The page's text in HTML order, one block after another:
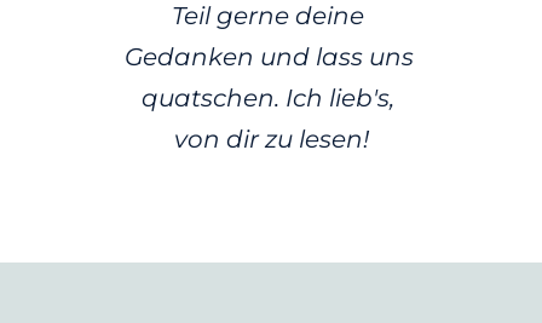
Teil gerne deine
Gedanken und lass uns
quatschen. Ich lieb's,
von dir zu lesen!